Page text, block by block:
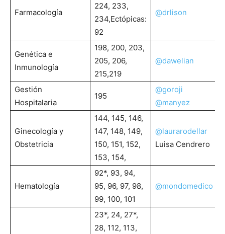
Farmacología
224, 233,
234,Ectópicas:
92
@drlison
Genética e
Inmunología
198, 200, 203,
205, 206,
215,219
@dawelian
Gestión
Hospitalaria
195
@goroji
@manyez
Ginecología y
Obstetricia
144, 145, 146,
147, 148, 149,
150, 151, 152,
153, 154,
@laurarodellar
Luisa Cendrero
Hematología
92*, 93, 94,
95, 96, 97, 98,
99, 100, 101
@mondomedico
23*, 24, 27*,
28, 112, 113,